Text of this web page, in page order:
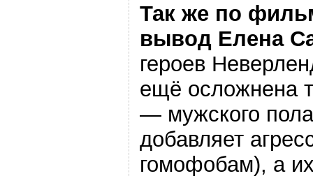
Так же по
вывод Елена
героев
ещё осложнена
— мужского
добавляет
гомофобам), а